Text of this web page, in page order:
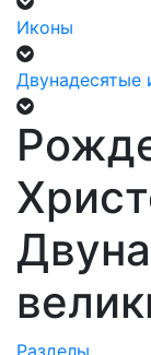
Иконы
Двунадесятые
Разделы